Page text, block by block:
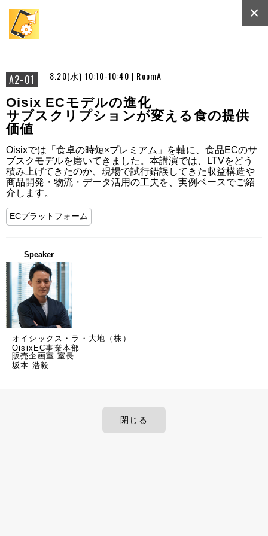
A2-01 8.20(水) 10:10-10:40 | RoomA
×
Oisix ECモデルの進化
サブスクリプションが変える食の提供
価値
Oisixでは「食卓の時短×プレミアム」を軸に、食品ECのサ
ブスクモデルを磨いてきました。本講演では、LTVをどう
積み上げてきたのか、現場で試行錯誤してきた収益構造や
商品開発・物流・データ活用の工夫を、実例ベースでご紹
介します。
ECプラットフォーム
Speaker
オイシックス・ラ・大地（株）
OisixEC事業本部
販売企画室 室長
坂本 浩毅
閉じる